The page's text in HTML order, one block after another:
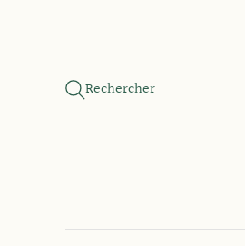
Rechercher